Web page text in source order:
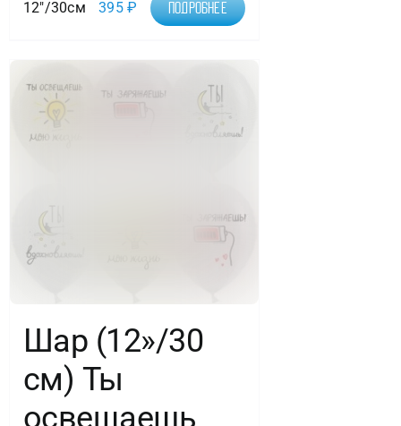
12"/30см 395₽ Подробнее
Шар (12»/30
см) Ты
освещаешь